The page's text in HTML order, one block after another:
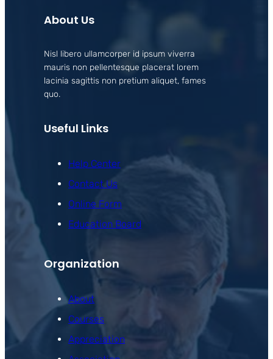
About Us
Nisl libero ullamcorper id ipsum viverra
mauris non pellentesque placerat lorem
lacinia sagittis non pretium aliquet, fames
quo.
Useful Links
Help Center
Contact Us
Online Form
Education Board
Organization
About
Courses
Appreciation